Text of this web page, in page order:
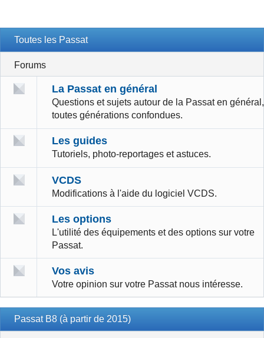
Toutes les Passat
Forums
La Passat en général
Questions et sujets autour de la Passat en général,
toutes générations confondues.
Les guides
Tutoriels, photo-reportages et astuces.
VCDS
Modifications à l'aide du logiciel VCDS.
Les options
L'utilité des équipements et des options sur votre
Passat.
Vos avis
Votre opinion sur votre Passat nous intéresse.
Passat B8 (à partir de 2015)